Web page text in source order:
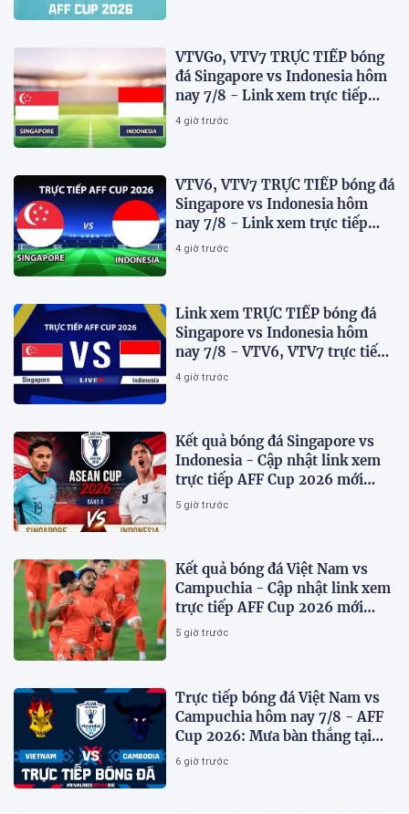
VTVGo, VTV7 TRỰC TIẾP bóng
đá Singapore vs Indonesia hôm
nay 7/8 - Link xem trực tiếp
AFF Cup 2026 mới nhất
4 giờ trước
VTV6, VTV7 TRỰC TIẾP bóng đá
Singapore vs Indonesia hôm
nay 7/8 - Link xem trực tiếp
AFF Cup 2026 mới nhất
4 giờ trước
Link xem TRỰC TIẾP bóng đá
Singapore vs Indonesia hôm
nay 7/8 - VTV6, VTV7 trực tiếp
AFF Cup 2026
4 giờ trước
Kết quả bóng đá Singapore vs
Indonesia - Cập nhật link xem
trực tiếp AFF Cup 2026 mới
nhất.
5 giờ trước
Kết quả bóng đá Việt Nam vs
Campuchia - Cập nhật link xem
trực tiếp AFF Cup 2026 mới
nhất
5 giờ trước
Trực tiếp bóng đá Việt Nam vs
Campuchia hôm nay 7/8 - AFF
Cup 2026: Mưa bàn thắng tại
Mỹ Đình?
6 giờ trước